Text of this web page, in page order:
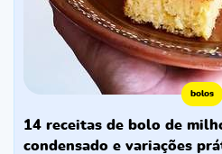
bolos
14 receitas de bolo de milho verde com leite
condensado e variações